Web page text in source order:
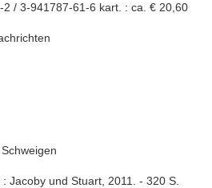
2 / 3-941787-61-6 kart. : ca. € 20,60
Jacoby und Stuart, 2011. - 320 S.